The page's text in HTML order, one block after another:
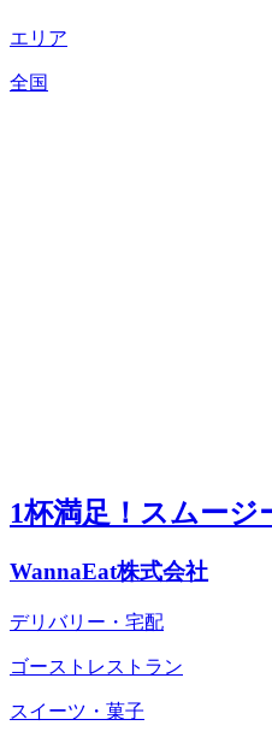
エリア
全国
1杯満足！スムージ
WannaEat株式会社
デリバリー・宅配
ゴーストレストラン
スイーツ・菓子